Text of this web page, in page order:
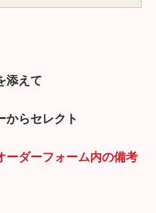
添えて
からセレクト
ーダーフォーム内の備考